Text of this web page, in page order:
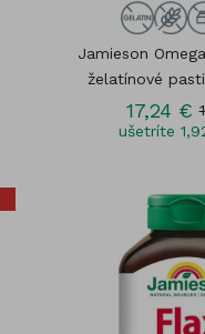
Jamieson
želatínové
17,24 €
ušetríte